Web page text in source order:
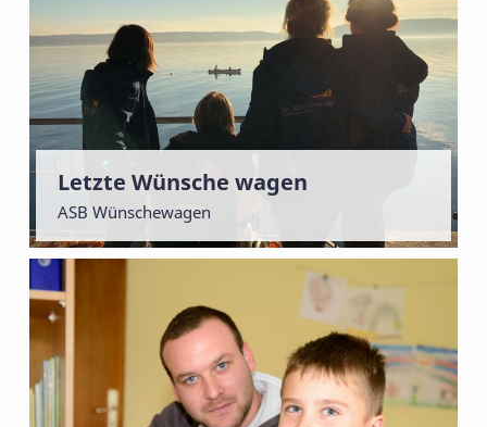
Letzte Wünsche wagen
ASB Wünschewagen